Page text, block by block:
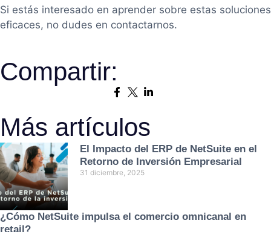
Si estás interesado en aprender sobre estas soluciones
eficaces, no dudes en contactarnos.
Compartir:
Más artículos
El Impacto del ERP de NetSuite en el
Retorno de Inversión Empresarial
31 diciembre, 2025
¿Cómo NetSuite impulsa el comercio omnicanal en
retail?